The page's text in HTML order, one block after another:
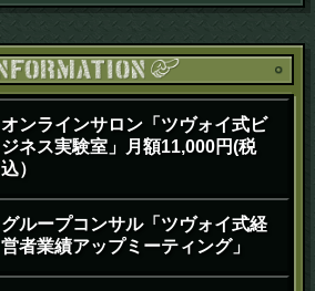
オンラインサロン「ツヴォイ式ビ
ジネス実験室」月額11,000円(税
込）
グループコンサル「ツヴォイ式経
営者業績アップミーティング」